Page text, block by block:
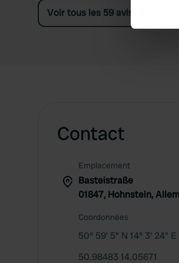
Find
Voir tous les 59 avis
Contact
Emplacement
Basteistraße
01847, Hohnstein,
Coordonnées
50° 59' 5" N 14° 3' 24" E
50.98483 14.05671